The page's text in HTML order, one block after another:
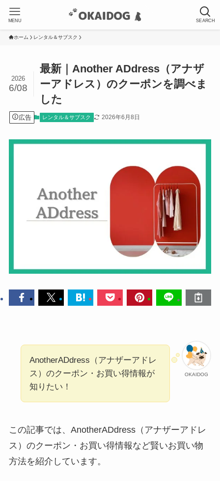
SEARCH
MENU
ホーム レンタル＆サブスク
最新｜Another ADdress（アナザ
ーアドレス）のクーポンを調べま
した
2026
6/08
広告 レンタル＆サブスク 2026年6月8日
OKAIDOG
AnotherADdress（アナザーアドレ
ス）のクーポン・お買い得情報が
知りたい！
この記事では、AnotherADdress（アナザーアドレ
ス）のクーポン・お買い得情報など賢いお買い物
方法を紹介しています。